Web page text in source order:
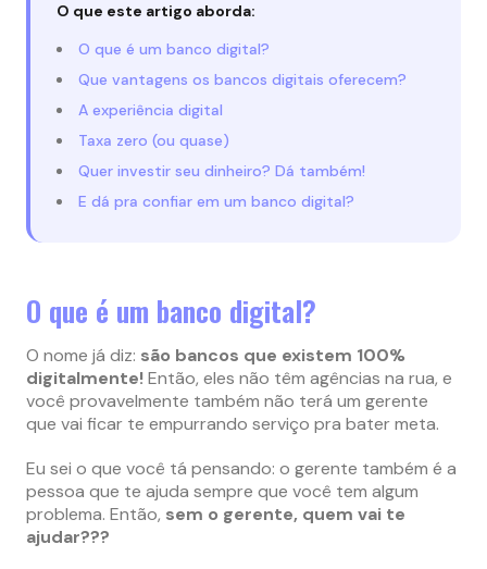
O que este artigo aborda:
O que é um banco digital?
Que vantagens os bancos digitais oferecem?
A experiência digital
Taxa zero (ou quase)
Quer investir seu dinheiro? Dá também!
E dá pra confiar em um banco digital?
O que é um banco digital?
O nome já diz: são bancos que existem 100%
digitalmente!Então, eles não têm agências na rua, e
você provavelmente também não terá um gerente
que vai ficar te empurrando serviço pra bater meta.
Eu sei o que você tá pensando: o gerente também é a
pessoa que te ajuda sempre que você tem algum
problema. Então, sem o gerente, quem vai te
ajudar???